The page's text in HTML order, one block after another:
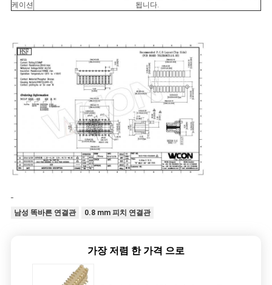
케이션
됩니다.
남성 똑바른 연결관 0.8 mm 피치 연결관
가장 저렴 한 가격 으로